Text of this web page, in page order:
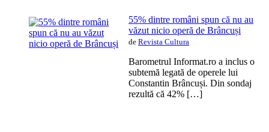
55% dintre români spun că nu au
văzut nicio operă de Brâncuși
de Revista Cultura
Barometrul Informat.ro a inclus o
subtemă legată de operele lui
Constantin Brâncuși. Din sondaj
rezultă că 42% […]